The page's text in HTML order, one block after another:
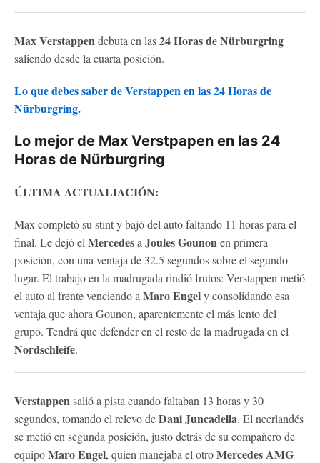
Max Verstappendebuta en las24 Horas de Nürburgring
saliendo desde la cuarta posición.
Lo que debes saber de Verstappen en las 24 Horas de
Nürburgring.
Lo mejor de Max Verstpapen en las 24
Horas de Nürburgring
ÚLTIMA ACTUALIACIÓN:
Max completó su stint y bajó del auto faltando 11 horas para el
final. Le dejó el Mercedesa Joules Gounonen primera
posición, con una ventaja de 32.5 segundos sobre el segundo
lugar. El trabajo en la madrugada rindió frutos: Verstappen metió
el auto al frente venciendo a Maro Engely consolidando esa
ventaja que ahora Gounon, aparentemente el más lento del
grupo. Tendrá que defender en el resto de la madrugada en el
Nordschleife.
Verstappensalió a pista cuando faltaban 13 horas y 30
segundos, tomando el relevo deDani Juncadella. El neerlandés
se metió en segunda posición, justo detrás de su compañero de
equipoMaro Engel, quien manejaba el otroMercedes AMG